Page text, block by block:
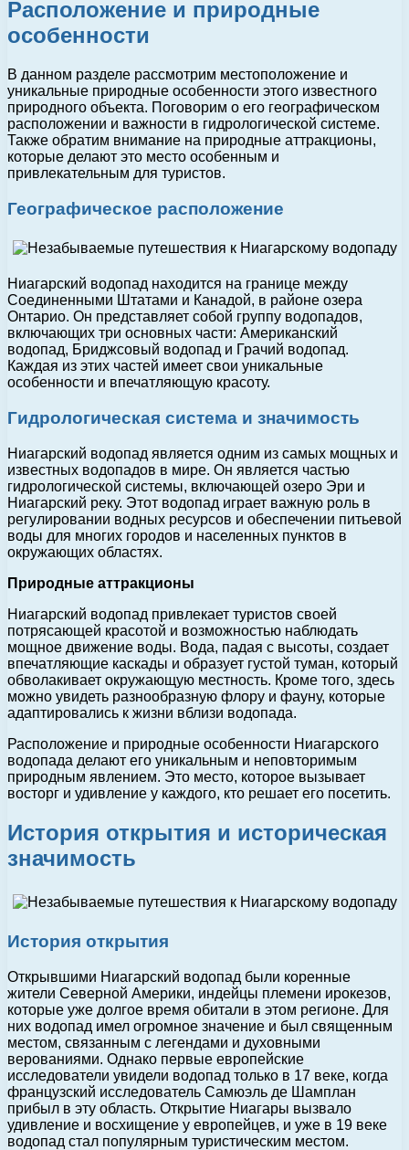
Расположение и природные
особенности
В данном разделе рассмотрим местоположение и
уникальные природные особенности этого известного
природного объекта. Поговорим о его географическом
расположении и важности в гидрологической системе.
Также обратим внимание на природные аттракционы,
которые делают это место особенным и
привлекательным для туристов.
Географическое расположение
Ниагарский водопад находится на границе между
Соединенными Штатами и Канадой, в районе озера
Онтарио. Он представляет собой группу водопадов,
включающих три основных части: Американский
водопад, Бриджсовый водопад и Грачий водопад.
Каждая из этих частей имеет свои уникальные
особенности и впечатляющую красоту.
Гидрологическая система и значимость
Ниагарский водопад является одним из самых мощных и
известных водопадов в мире. Он является частью
гидрологической системы, включающей озеро Эри и
Ниагарский реку. Этот водопад играет важную роль в
регулировании водных ресурсов и обеспечении питьевой
воды для многих городов и населенных пунктов в
окружающих областях.
Природные аттракционы
Ниагарский водопад привлекает туристов своей
потрясающей красотой и возможностью наблюдать
мощное движение воды. Вода, падая с высоты, создает
впечатляющие каскады и образует густой туман, который
обволакивает окружающую местность. Кроме того, здесь
можно увидеть разнообразную флору и фауну, которые
адаптировались к жизни вблизи водопада.
Расположение и природные особенности Ниагарского
водопада делают его уникальным и неповторимым
природным явлением. Это место, которое вызывает
восторг и удивление у каждого, кто решает его посетить.
История открытия и историческая
значимость
История открытия
Открывшими Ниагарский водопад были коренные
жители Северной Америки, индейцы племени ирокезов,
которые уже долгое время обитали в этом регионе. Для
них водопад имел огромное значение и был священным
местом, связанным с легендами и духовными
верованиями. Однако первые европейские
исследователи увидели водопад только в 17 веке, когда
французский исследователь Самюэль де Шамплан
прибыл в эту область. Открытие Ниагары вызвало
удивление и восхищение у европейцев, и уже в 19 веке
водопад стал популярным туристическим местом.